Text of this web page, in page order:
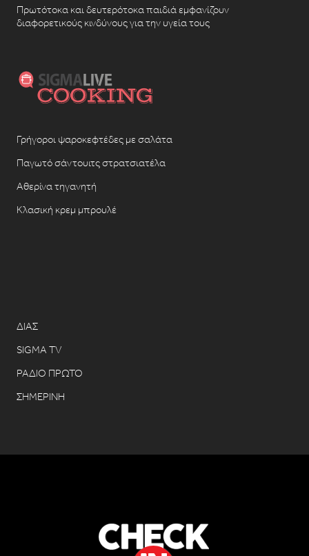
Πρωτότοκα και δευτερότοκα παιδιά εμφανίζουν
διαφορετικούς κινδύνους για την υγεία τους
Γρήγοροι ψαροκεφτέδες με σαλάτα
Παγωτό σάντουιτς στρατσιατέλα
Αθερίνα τηγανητή
Κλασική κρεμ μπρουλέ
ΔΙΑΣ
SIGMA TV
ΡΑΔΙΟ ΠΡΩΤΟ
ΣΗΜΕΡΙΝΗ